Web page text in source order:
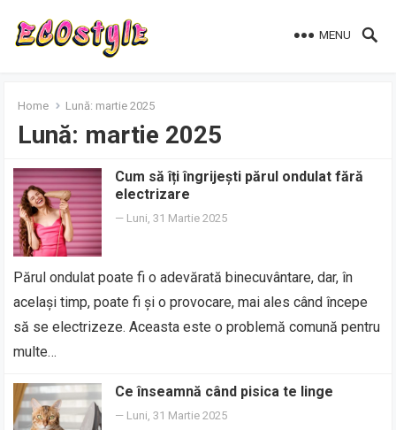
MENU
Home Lună: martie 2025
Lună: martie 2025
Cum să îți îngrijești părul ondulat fără
electrizare
— Luni, 31 Martie 2025
Părul ondulat poate fi o adevărată binecuvântare, dar, în
același timp, poate fi și o provocare, mai ales când începe
să se electrizeze. Aceasta este o problemă comună pentru
multe…
Ce înseamnă când pisica te linge
— Luni, 31 Martie 2025